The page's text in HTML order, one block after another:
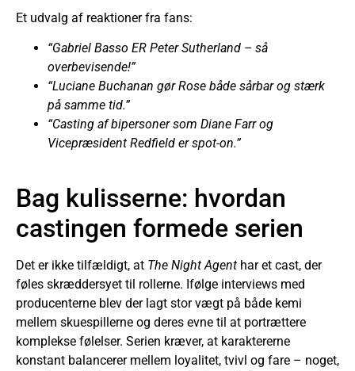
Et udvalg af reaktioner fra fans:
“Gabriel Basso ER Peter Sutherland – så
overbevisende!”
“Luciane Buchanan gør Rose både sårbar og stærk
på samme tid.”
“Casting af bipersoner som Diane Farr og
Vicepræsident Redfield er spot-on.”
Bag kulisserne: hvordan
castingen formede serien
Det er ikke tilfældigt, at The Night Agent har et cast, der
føles skræddersyet til rollerne. Ifølge interviews med
producenterne blev der lagt stor vægt på både kemi
mellem skuespillerne og deres evne til at portrættere
komplekse følelser. Serien kræver, at karaktererne
konstant balancerer mellem loyalitet, tvivl og fare – noget,